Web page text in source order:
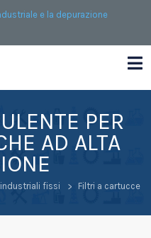
e la depurazione
PER
AD ALTA
fissi Filtri a cartucce